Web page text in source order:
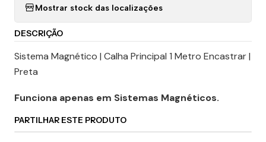
Mostrar stock das localizações
DESCRIÇÃO
Sistema Magnético | Calha Principal 1 Metro Encastrar |
Preta
Funciona apenas em Sistemas Magnéticos.
PARTILHAR ESTE PRODUTO